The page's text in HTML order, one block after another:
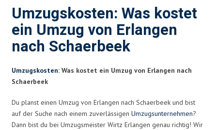
Umzugskosten: Was kostet
ein Umzug von Erlangen
nach Schaerbeek
Umzugskosten: Was kostet ein Umzug von Erlangen nach
Schaerbeek
Du planst einen Umzug von Erlangen nach Schaerbeek und bist
auf der Suche nach einem zuverlässigen Umzugsunternehmen?
Dann bist du bei Umzugsmeister Wirtz Erlangen genau richtig! Wir